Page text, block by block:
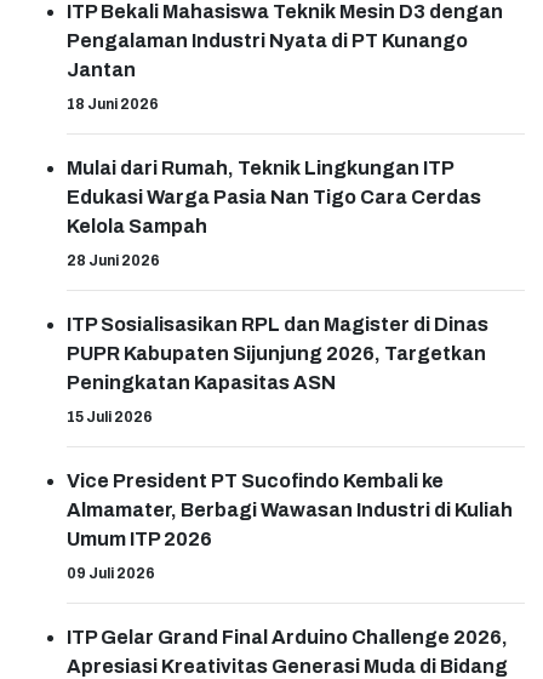
ITP Bekali Mahasiswa Teknik Mesin D3 dengan
Pengalaman Industri Nyata di PT Kunango
Jantan
18 Juni 2026
Mulai dari Rumah, Teknik Lingkungan ITP
Edukasi Warga Pasia Nan Tigo Cara Cerdas
Kelola Sampah
28 Juni 2026
ITP Sosialisasikan RPL dan Magister di Dinas
PUPR Kabupaten Sijunjung 2026, Targetkan
Peningkatan Kapasitas ASN
15 Juli 2026
Vice President PT Sucofindo Kembali ke
Almamater, Berbagi Wawasan Industri di Kuliah
Umum ITP 2026
09 Juli 2026
ITP Gelar Grand Final Arduino Challenge 2026,
Apresiasi Kreativitas Generasi Muda di Bidang